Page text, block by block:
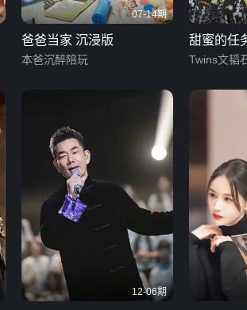
07-14期
爸爸当家 沉浸版
本爸沉醉陪玩
甜蜜的任
Twins文韬
12-06期